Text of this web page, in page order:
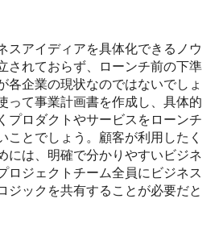
スアイディアを具体化できるノウ
されておらず、ローンチ前の下準
各企業の現状なのではないでしょ
って事業計画書を作成し、具体的
プロダクトやサービスをローンチ
ことでしょう。顧客が利用したく
には、明確で分かりやすいビジネ
ロジェクトチーム全員にビジネス
ジックを共有することが必要だと